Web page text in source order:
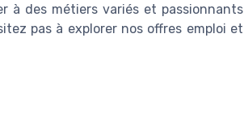
à des métiers variés et passionnants
pas à explorer nos offres emploi et